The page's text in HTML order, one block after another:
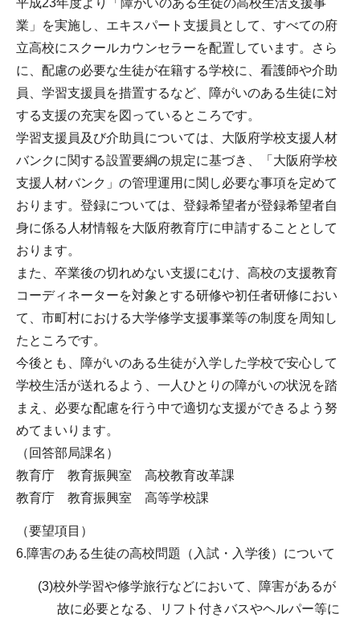
平成23年度より「障がいのある生徒の高校生活支援事
業」を実施し、エキスパート支援員として、すべての府
立高校にスクールカウンセラーを配置しています。さら
に、配慮の必要な生徒が在籍する学校に、看護師や介助
員、学習支援員を措置するなど、障がいのある生徒に対
する支援の充実を図っているところです。
学習支援員及び介助員については、大阪府学校支援人材
バンクに関する設置要綱の規定に基づき、「大阪府学校
支援人材バンク」の管理運用に関し必要な事項を定めて
おります。登録については、登録希望者が登録希望者自
身に係る人材情報を大阪府教育庁に申請することとして
おります。
また、卒業後の切れめない支援にむけ、高校の支援教育
コーディネーターを対象とする研修や初任者研修におい
て、市町村における大学修学支援事業等の制度を周知し
たところです。
今後とも、障がいのある生徒が入学した学校で安心して
学校生活が送れるよう、一人ひとりの障がいの状況を踏
まえ、必要な配慮を行う中で適切な支援ができるよう努
めてまいります。
（回答部局課名）
教育庁 教育振興室 高校教育改革課
教育庁 教育振興室 高等学校課
（要望項目）
6.障害のある生徒の高校問題（入試・入学後）について
(3)校外学習や修学旅行などにおいて、障害があるが
故に必要となる、リフト付きバスやヘルパー等に